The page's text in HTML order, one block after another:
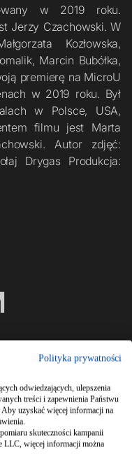
w 2019 roku.
Jerzy Czachowski. W
Kozłowska,
Marcin Bubółka,
premierę na MicroU
w 2019 roku. Był
w Polsce, USA,
filmu jest Marta
Autor zdjęć:
Drygas Produkcja:
Polityka prywatności
odwiedzających, ulepszenia
treści i zapewnienia Państwu
Aby uzyskać więcej informacji na
skuteczności kampanii
LLC, więcej informacji można